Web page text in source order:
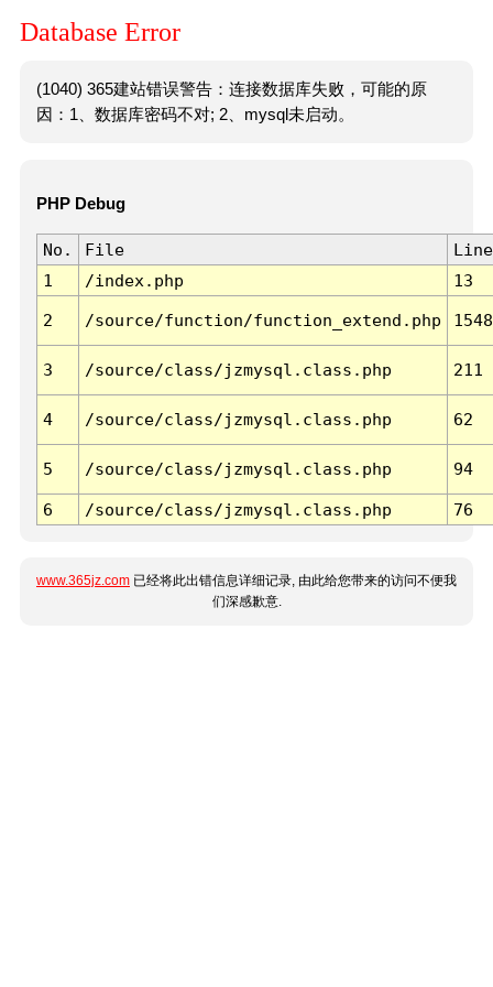
Database Error
(1040) 365建站错误警告：连接数据库失败，可能的原
因：1、数据库密码不对; 2、mysql未启动。
PHP Debug
No. File
Line
1
/index.php 13
2 /source/function/function_extend.php 1548
3 /source/class/jzmysql.class.php 211
4 /source/class/jzmysql.class.php 62
5 /source/class/jzmysql.class.php 94
6 /source/class/jzmysql.class.php 76
www.365jz.com 已经将此出错信息详细记录, 由此给您带来的访问不便我
们深感歉意.